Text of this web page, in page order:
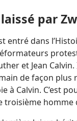
laissé par
entré dans
et Jean
de façon plus
à Calvin. C’est
troisième homme